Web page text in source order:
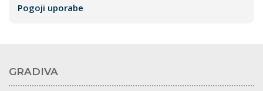
Pogoji uporabe
GRADIVA